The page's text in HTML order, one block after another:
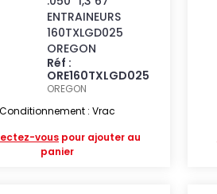
ENTRAINEURS
160TXLGD025
OREGON
Réf :
ORE160TXLGD025
OREGON
: Vrac
vous pour ajouter au
panier